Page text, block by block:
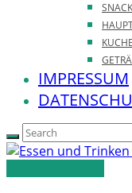
IMPRESSUM